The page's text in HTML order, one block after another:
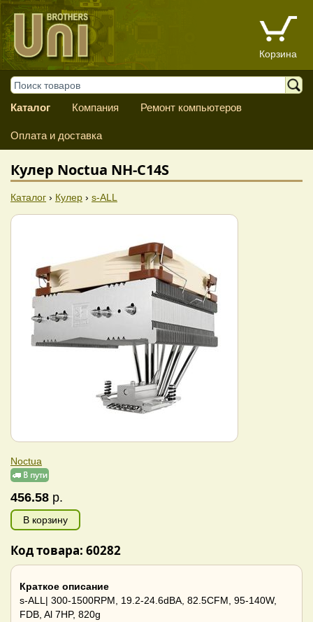
Корзина
Каталог Компания Ремонт компьютеров
Оплата и доставка
Кулер Noctua NH-C14S
Каталог › Кулер › s-ALL
Noctua
456.58 р.
В корзину
Код товара: 60282
Краткое описание
s-ALL| 300-1500RPM, 19.2-24.6dBA, 82.5CFM, 95-140W,
FDB, Al 7HP, 820g